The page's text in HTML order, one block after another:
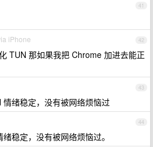
41
42
iPhone
TUN 那如果我把 Chrome 加进去能正
43
绪稳定，没有被网络烦恼过
44
稳定，没有被网络烦恼过。